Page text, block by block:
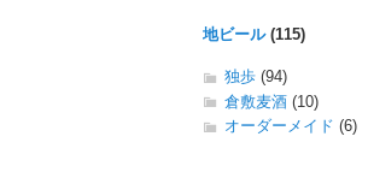
地ビール(115)
独歩 (94)
倉敷麦酒 (10)
オーダーメイド (6)